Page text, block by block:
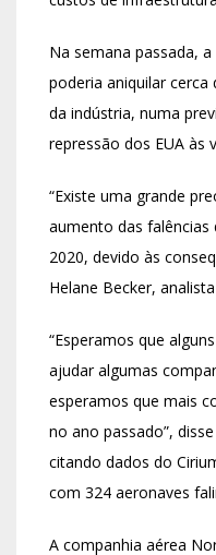
Na semana passada,
poderia aniquilar cerca
da indústria, numa
repressão dos EUA às
“Existe uma grande
aumento das falências
2020, devido às
Helane Becker,
“Esperamos que
ajudar algumas
esperamos que mais
no ano passado”,
citando dados do
com 324 aeronaves
A companhia aérea